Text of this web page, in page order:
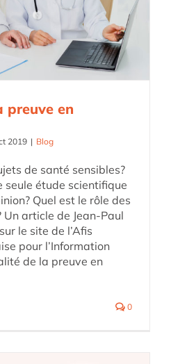
preuve en
2019 | Blog
de santé sensibles?
seule étude scientifique
Quel est le rôle des
article de Jean-Paul
le site de l’Afis
pour l’Information
de la preuve en
0